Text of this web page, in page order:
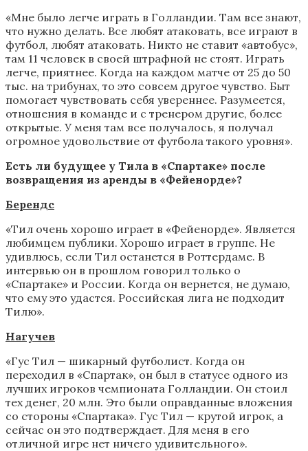
«Мне было легче играть в Голландии. Там все знают,
что нужно делать. Все любят атаковать, все играют в
футбол, любят атаковать. Никто не ставит «автобус»,
там 11 человек в своей штрафной не стоят. Играть
легче, приятнее. Когда на каждом матче от 25 до 50
тыс. на трибунах, то это совсем другое чувство. Быт
помогает чувствовать себя увереннее. Разумеется,
отношения в команде и с тренером другие, более
открытые. У меня там все получалось, я получал
огромное удовольствие от футбола такого уровня».
Есть ли будущее у Тила в «Спартаке» после
возвращения из аренды в «Фейенорде»?
Берендс
«Тил очень хорошо играет в «Фейенорде». Является
любимцем публики. Хорошо играет в группе. Не
удивлюсь, если Тил останется в Роттердаме. В
интервью он в прошлом говорил только о
«Спартаке» и России. Когда он вернется, не думаю,
что ему это удастся. Российская лига не подходит
Тилю».
Нагучев
«Гус Тил — шикарный футболист. Когда он
переходил в «Спартак», он был в статусе одного из
лучших игроков чемпионата Голландии. Он стоил
тех денег, 20 млн. Это были оправданные вложения
со стороны «Спартака». Гус Тил — крутой игрок, а
сейчас он это подтверждает. Для меня в его
отличной игре нет ничего удивительного».